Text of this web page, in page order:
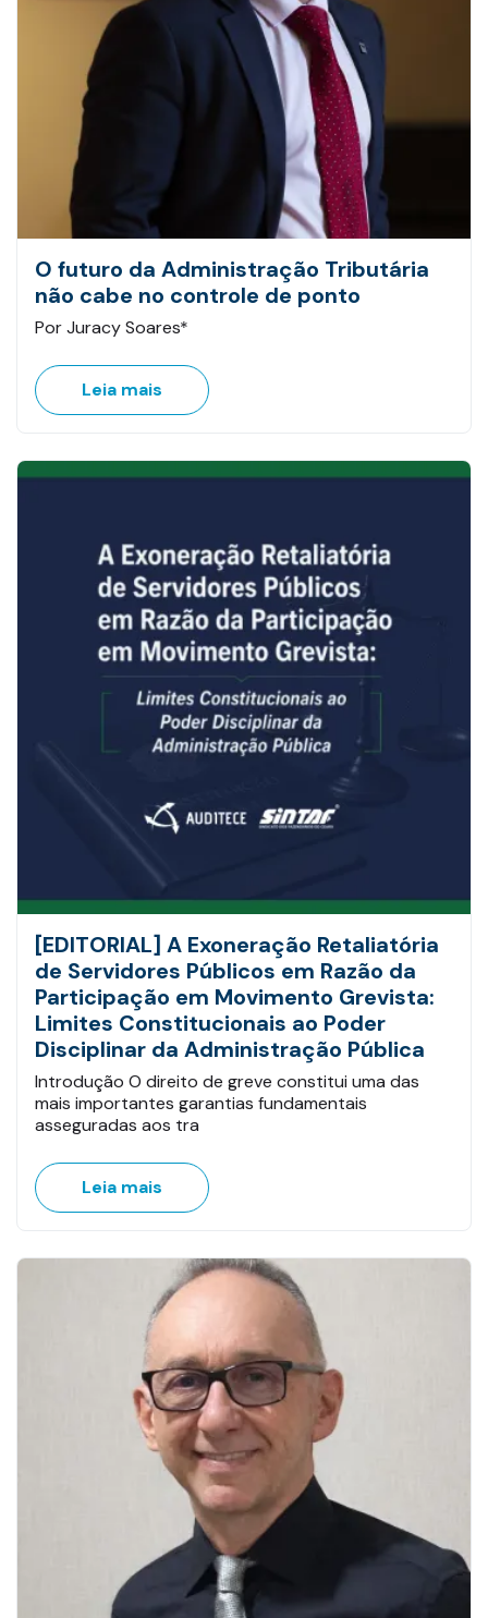
O futuro da Administração Tributária
não cabe no controle de ponto
Por Juracy Soares*
Leia mais
[EDITORIAL] A Exoneração Retaliatória
de Servidores Públicos em Razão da
Participação em Movimento Grevista:
Limites Constitucionais ao Poder
Disciplinar da Administração Pública
Introdução O direito de greve constitui uma das
mais importantes garantias fundamentais
asseguradas aos tra
Leia mais